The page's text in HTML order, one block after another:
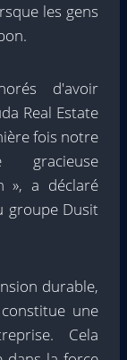
les gens
d'avoir
Real Estate
fois notre
gracieuse
», a déclaré
groupe Dusit
durable,
une
Cela